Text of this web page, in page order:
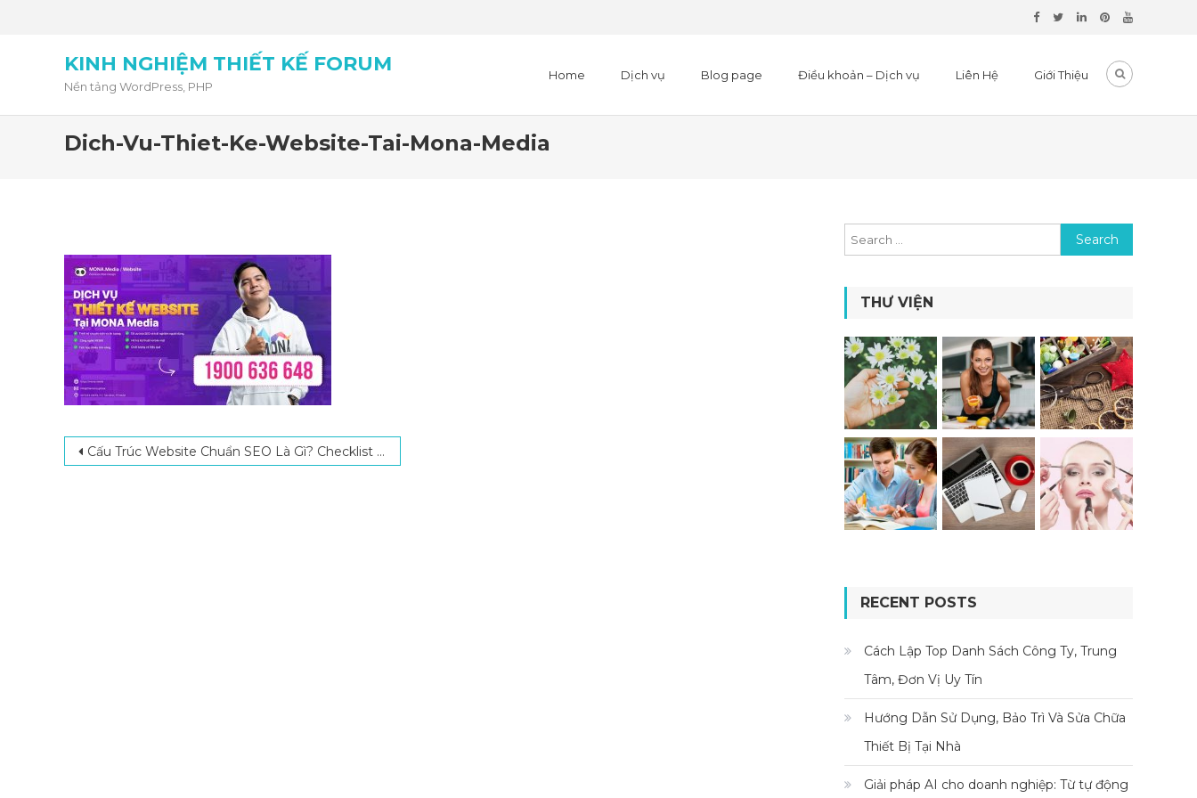
KINH NGHIỆM THIẾT KẾ FORUM
Nền tảng WordPress, PHP
Home Dịch vụ Blog page Điều khoản – Dịch vụ Liên Hệ Giới Thiệu
Dich-Vu-Thiet-Ke-Website-Tai-Mona-Media
Post navigation
Cấu Trúc Website Chuẩn SEO Là Gì? Checklist Các Tiêu Chuẩn Tối Ưu Web Chuẩn SEO
Search for:
THƯ VIỆN
RECENT POSTS
Cách Lập Top Danh Sách Công Ty, Trung
Tâm, Đơn Vị Uy Tín
Hướng Dẫn Sử Dụng, Bảo Trì Và Sửa Chữa
Thiết Bị Tại Nhà
Giải pháp AI cho doanh nghiệp: Từ tự động